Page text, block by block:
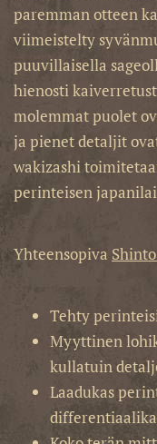
paremman otteen
viimeistelty
puuvillaisella
hienosti
molemmat puolet
ja pienet detaljit
wakizashi
perinteisen
Yhteensopiva
Tehty
Myyttinen
kullatuin
Laadukas